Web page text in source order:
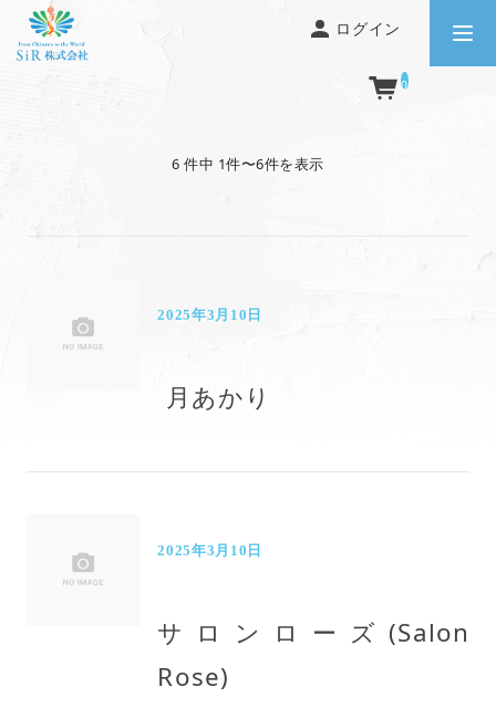
ログイン
0
6 件中 1件〜6件を表示
2025年3月10日
月あかり
2025年3月10日
サロンローズ(Salon
Rose)